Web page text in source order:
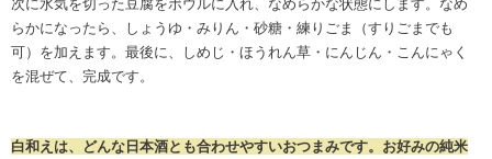
次に水気を切った豆腐をボウルに入れ、なめらかな状態にします。なめ
らかになったら、しょうゆ・みりん・砂糖・練りごま（すりごまでも
可）を加えます。最後に、しめじ・ほうれん草・にんじん・こんにゃく
を混ぜて、完成です。
白和えは、どんな日本酒とも合わせやすいおつまみです。お好みの純米